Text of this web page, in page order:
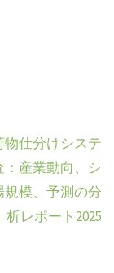
物仕分けシステ
：産業動向、シ
規模、予測の分
析レポート2025